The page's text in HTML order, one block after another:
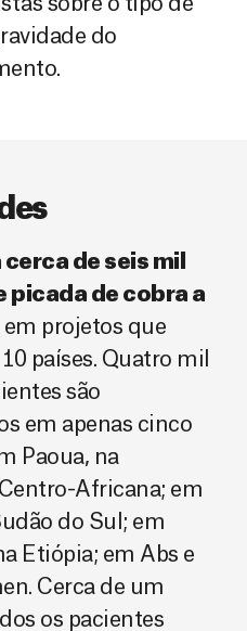
sobre o tipo de
do
cerca de seis mil
picada de cobra a
em projetos que
países. Quatro mil
são
em apenas cinco
Paoua, na
Africana; em
do Sul; em
Etiópia; em Abs e
Cerca de um
os pacientes